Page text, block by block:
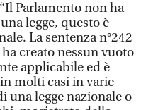
Parlamento non ha
legge, questo è
La sentenza n°242
creato nessun vuoto
applicabile ed è
molti casi in varie
una legge nazionale o